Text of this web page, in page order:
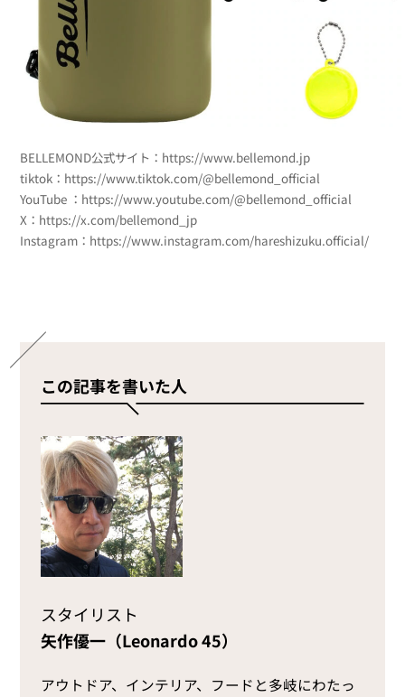
BELLEMOND公式サイト：https://www.bellemond.jp
tiktok：https://www.tiktok.com/@bellemond_official
YouTube ：https://www.youtube.com/@bellemond_official
X：https://x.com/bellemond_jp
Instagram：https://www.instagram.com/hareshizuku.official/
この記事を書いた人
スタイリスト
矢作優一（Leonardo 45）
アウトドア、インテリア、フードと多岐にわたっ